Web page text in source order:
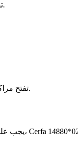
ACCA، شركة معتمدة ISO 9001، تضمن اختبارات عالية الجودة. علماؤهم النفسيون مدربون جيدًا ومعتمدون من قبل المحافظات.
تفتحعادة من الساعة 9:00 صباحًا حتى 4:15 مساءً. لا تنسَ الاتصال بعدة أماكن لمقارنة الأسعار والمواعيد.
يجب